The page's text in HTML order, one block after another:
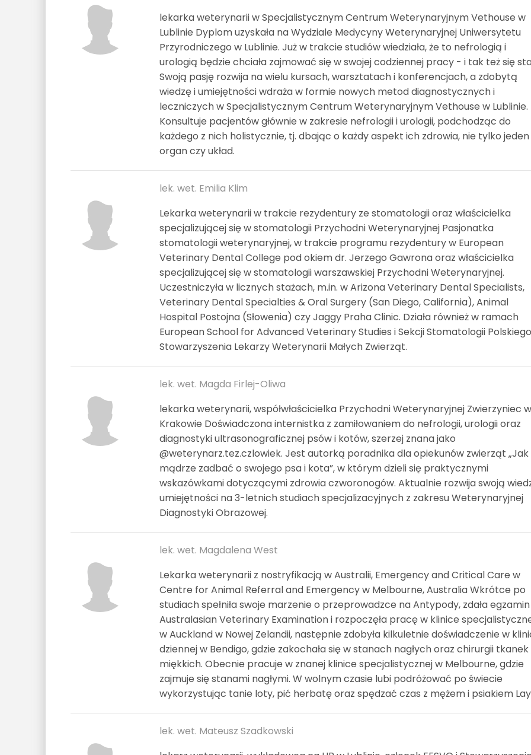
lekarka weterynarii w Specjalistycznym Centrum Weterynaryjnym Vethouse w
Lublinie Dyplom uzyskała na Wydziale Medycyny Weterynaryjnej Uniwersytetu
Przyrodniczego w Lublinie. Już w trakcie studiów wiedziała, że to nefrologią i
urologią będzie chciała zajmować się w swojej codziennej pracy - i tak też się
Swoją pasję rozwija na wielu kursach, warsztatach i konferencjach, a zdobytą
wiedzę i umiejętności wdraża w formie nowych metod diagnostycznych i
leczniczych w Specjalistycznym Centrum Weterynaryjnym Vethouse w Lublinie.
Konsultuje pacjentów głównie w zakresie nefrologii i urologii, podchodząc do
każdego z nich holistycznie, tj. dbając o każdy aspekt ich zdrowia, nie tylko jeden
organ czy układ.
lek. wet. Emilia Klim
Lekarka weterynarii w trakcie rezydentury ze stomatologii oraz właścicielka
specjalizującej się w stomatologii Przychodni Weterynaryjnej Pasjonatka
stomatologii weterynaryjnej, w trakcie programu rezydentury w European
Veterinary Dental College pod okiem dr. Jerzego Gawrona oraz właścicielka
specjalizującej się w stomatologii warszawskiej Przychodni Weterynaryjnej.
Uczestniczyła w licznych stażach, m.in. w Arizona Veterinary Dental Specialists,
Veterinary Dental Specialties & Oral Surgery (San Diego, California), Animal
Hospital Postojna (Słowenia) czy Jaggy Praha Clinic. Działa również w ramach
European School for Advanced Veterinary Studies i Sekcji Stomatologii
Stowarzyszenia Lekarzy Weterynarii Małych Zwierząt.
lek. wet. Magda Firlej-Oliwa
lekarka weterynarii, współwłaścicielka Przychodni Weterynaryjnej Zwierzyniec
Krakowie Doświadczona internistka z zamiłowaniem do nefrologii, urologii oraz
diagnostyki ultrasonograficznej psów i kotów, szerzej znana jako
@weterynarz.tez.czlowiek. Jest autorką poradnika dla opiekunów zwierząt „Jak
mądrze zadbać o swojego psa i kota”, w którym dzieli się praktycznymi
wskazówkami dotyczącymi zdrowia czworonogów. Aktualnie rozwija swoją
umiejętności na 3-letnich studiach specjalizacyjnych z zakresu Weterynaryjnej
Diagnostyki Obrazowej.
lek. wet. Magdalena West
Lekarka weterynarii z nostryfikacją w Australii, Emergency and Critical Care w
Centre for Animal Referral and Emergency w Melbourne, Australia Wkrótce po
studiach spełniła swoje marzenie o przeprowadzce na Antypody, zdała egzamin
Australasian Veterinary Examination i rozpoczęła pracę w klinice
w Auckland w Nowej Zelandii, następnie zdobyła kilkuletnie doświadczenie w
dziennej w Bendigo, gdzie zakochała się w stanach nagłych oraz chirurgii tkanek
miękkich. Obecnie pracuje w znanej klinice specjalistycznej w Melbourne, gdzie
zajmuje się stanami nagłymi. W wolnym czasie lubi podróżować po świecie
wykorzystując tanie loty, pić herbatę oraz spędzać czas z mężem i psiakiem
lek. wet. Mateusz Szadkowski